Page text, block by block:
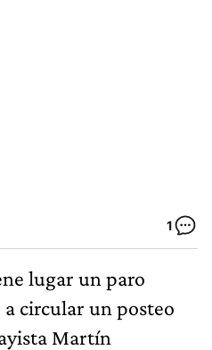
1
lugar un paro
circular un posteo
Martín